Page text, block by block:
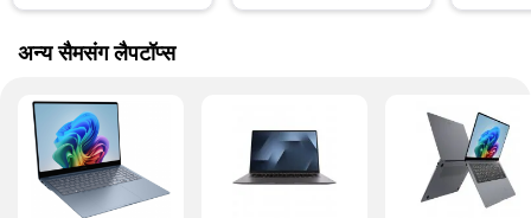
लिए हैं? जानिए इसके
Features
Robotaxi और WWDC
खत्म
अन्य सैमसंग लैपटॉप्स